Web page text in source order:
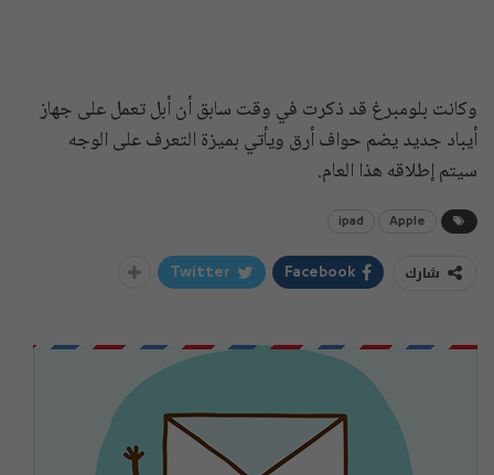
وكانت بلومبرغ قد ذكرت في وقت سابق أن أبل تعمل على جهاز
أيباد جديد يضم حواف أرق ويأتي بميزة التعرف على الوجه
سيتم إطلاقه هذا العام.
Apple
ipad
شارك Facebook
Twitter